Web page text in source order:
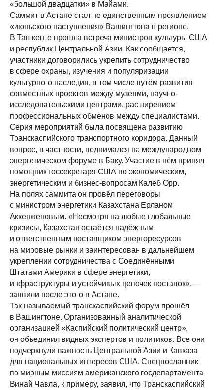
«большой двадцатки» в Майами.
Саммит в Астане стал не единственным проявлением
«июньского наступления» Вашингтона в регионе.
В Ташкенте прошла встреча министров культуры США
и республик Центральной Азии. Как сообщается,
участники договорились укрепить сотрудничество
в сфере охраны, изучения и популяризации
культурного наследия, в том числе путём развития
совместных проектов между музеями, научно-
исследовательскими центрами, расширением
профессиональных обменов между специалистами.
Серия мероприятий была посвящена развитию
Транскаспийского транспортного коридора. Данный
вопрос, в частности, поднимался на международном
энергетическом форуме в Баку. Участие в нём принял
помощник госсекретаря США по экономическим,
энергетическим и бизнес-вопросам Калеб Орр.
На полях саммита он провёл переговоры
с министром энергетики Казахстана Ерланом
Аккенженовым. «Несмотря на любые глобальные
кризисы, Казахстан остаётся надёжным
и ответственным поставщиком энергоресурсов
на мировые рынки и заинтересован в дальнейшем
укреплении сотрудничества с Соединёнными
Штатами Америки в сфере энергетики,
инфраструктуры и устойчивых цепочек поставок», —
заявили после этого в Астане.
Так называемый транскаспийский форум прошёл
в Вашингтоне. Организованный аналитической
организацией «Каспийский политический центр»,
он объединил видных экспертов и политиков. Все они
подчеркнули важность Центральной Азии и Кавказа
для национальных интересов США. Спецпосланник
по мирным миссиям американского госдепартамента
Винай Чавла, к примеру, заявил, что Транскаспийский